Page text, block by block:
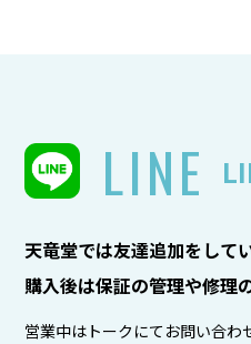
LINE
天竜堂では友達追加をして
購入後は保証の管理や修理
営業中はトークにてお問い合